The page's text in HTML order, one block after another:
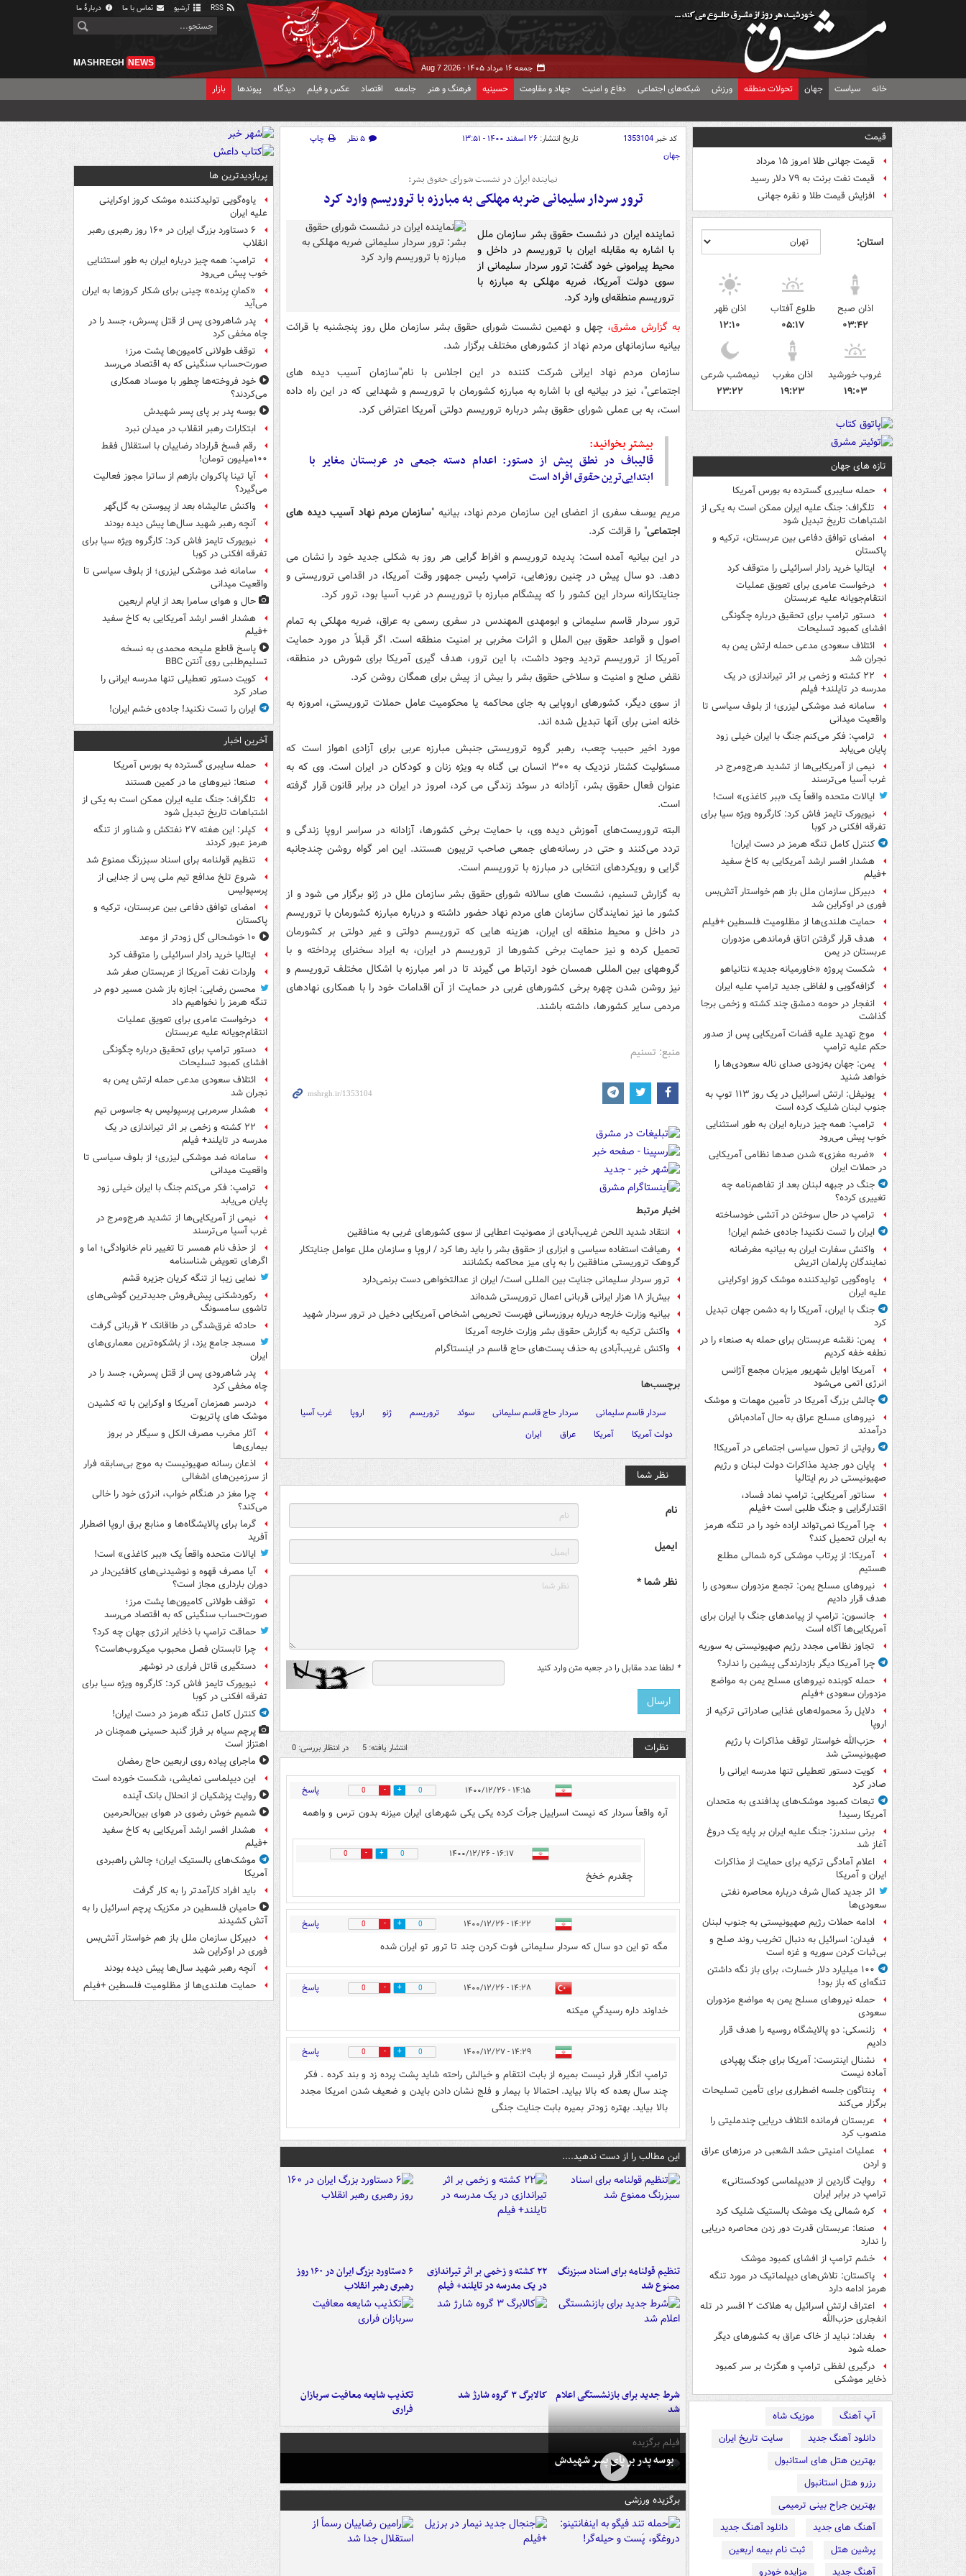
آرشیو تماس با ما دربارهٔ ما
جمعه ۱۶ مرداد ۱۴۰۵ - Aug 7 2026
MASHREGH NEWS
خانه سیاست جهان تحولات منطقه ورزش شبکه‌های اجتماعی دفاع و امنیت جهاد و مقاومت حسینیه فرهنگ و هنر جامعه اقتصاد عکس و فیلم دیدگاه پیوندها بازار
قیمت
قیمت جهانی طلا امروز ۱۵ مرداد
قیمت نفت برنت به ۷۹ دلار رسید
افزایش قیمت طلا و نقره جهانی
استان:
اذان صبح
۰۳:۴۲
طلوع آفتاب
۰۵:۱۷
اذان ظهر
۱۲:۱۰
غروب خورشید
۱۹:۰۳
اذان مغرب
۱۹:۲۳
نیمه‌شب شرعی
۲۳:۲۲
تازه های جهان
حمله سایبری گسترده به بورس آمریکا
تلگراف: جنگ علیه ایران ممکن است به یکی از
اشتباهات تاریخ تبدیل شود
امضای توافق دفاعی بین عربستان، ترکیه و
پاکستان
ایتالیا خرید رادار اسرائیلی را متوقف کرد
درخواست عامری برای تعویق عملیات
انتقام‌جویانه علیه عربستان
دستور ترامپ برای تحقیق درباره چگونگی
افشای کمبود تسلیحات
ائتلاف سعودی مدعی حمله ارتش یمن به
نجران شد
۲۲ کشته و زخمی بر اثر تیراندازی در یک
مدرسه در تایلند+ فیلم
سامانه ضد موشکی لیزری؛ از بلوف سیاسی تا
واقعیت میدانی
ترامپ: فکر می‌کنم جنگ با ایران خیلی زود
پایان می‌یابد
نیمی از آمریکایی‌ها از تشدید هرج‌ومرج در
غرب آسیا می‌ترسند
ایالات متحده واقعاً یک «ببر کاغذی» است!
نیویورک تایمز فاش کرد: کارگروه ویژه سیا برای
تفرقه افکنی در کوبا
کنترل کامل تنگه هرمز در دست ایران!
هشدار افسر ارشد آمریکایی به کاخ سفید
+فیلم
دبیرکل سازمان ملل باز هم خواستار آتش‌بس
فوری در اوکراین شد
حمایت هلندی‌ها از مظلومیت فلسطین +فیلم
هدف قرار گرفتن اتاق‌ فرماندهی مزدوران
عربستان در یمن
شکست پروژه «خاورمیانه جدید» نتانیاهو
گزافه‌گویی و لفاظی جدید ترامپ علیه ایران
انفجار در حومه دمشق چند کشته و زخمی برجا
گذاشت
موج تهدید علیه قضات آمریکایی پس از صدور
حکم علیه ترامپ
یمن: جهان به‌زودی صدای ناله سعودی‌ها را
خواهد شنید
یونیفل: ارتش اسرائیل در یک روز ۱۱۳ توپ به
جنوب لبنان شلیک کرده است
ترامپ: همه چیز درباره ایران به طور استثنایی
خوب پیش می‌رود
«ضربه مغزی» شدن صدها نظامی آمریکایی
در حملات ایران
جنگ در جبهه لبنان بعد از تفاهم‌نامه چه
تغییری کرده؟
ترامپ در حال سوختن در آتشی خودساخته
ایران را تست نکنید! جاده‌ی خشم ایران!
واکنش سفارت ایران به بیانیه مغرضانه
نمایندگان پارلمان اتریش
یاوه‌گویی تولیدکننده موشک کروز اوکراینی
علیه ایران
جنگ با ایران، آمریکا را به دشمن جهان تبدیل
کرد
یمن: نقشه عربستان برای حمله به صنعاء را در
نطفه خفه کردیم
آمریکا اوایل شهریور میزبان مجمع آژانس
انرژی اتمی می‌شود
چالش بزرگ آمریکا در تأمین مهمات و موشک
نیروهای مسلح عراق به حال آماده‌باش
درآمدند
روایتی از تحول سیاسی اجتماعی در آمریکا!
پایان دور جدید مذاکرات دولت لبنان و رژیم
صهیونیستی در رم ایتالیا
سناتور آمریکایی: ترامپ نماد فساد،
اقتدارگرایی و جنگ طلبی است +فیلم
چرا آمریکا نمی‌تواند اراده خود را در تنگه هرمز
به ایران تحمیل کند؟
آمریکا: از پرتاب موشکی کره شمالی مطلع
هستیم
نیروهای مسلح یمن: تجمع مزدوران سعودی را
هدف قرار دادیم
جانسون: ترامپ از پیامدهای جنگ با ایران برای
آمریکایی‌ها آگاه است
تجاوز نظامی مجدد رژیم صهیونیستی به سوریه
چرا آمریکا دیگر بازدارندگی پیشین را ندارد؟
حمله کوبنده نیروهای مسلح یمن به مواضع
مزدوران سعودی +فیلم
دلایل ردّ محموله‌های غذایی صادراتی ترکیه از
اروپا
حزب‌الله خواستار توقف مذاکرات با رژیم
صهیونیستی شد
کویت دستور تعطیلی تنها مدرسه ایرانی را
صادر کرد
تبعات کمبود موشک‌های پدافندی به متحدان
آمریکا رسید!
برنی سندرز: جنگ علیه ایران بر پایه یک دروغ
آغاز شد
اعلام آمادگی ترکیه برای حمایت از مذاکرات
ایران و آمریکا
اثر جدید کمال شرف درباره محاصره نفتی
سعودی‌ها
ادامه حملات رژیم صهیونیستی به جنوب لبنان
فیدان: اسرائیل به دنبال تخریب روند صلح و
بی‌ثبات کردن سوریه و غزه است
۱۰۰ میلیارد دلار خسارت، برای باز نگه داشتن
تنگه‌ای که باز بود!
حمله نیروهای مسلح یمن به مواضع مزدوران
سعودی
زلنسکی: دو پالایشگاه روسیه را هدف قرار
دادیم
نشنال اینترست: آمریکا برای جنگ پهپادی
آماده نیست
پنتاگون جلسه اضطراری برای تأمین تسلیحات
برگزار می‌کند
عربستان فرمانده ائتلاف دریایی چندملیتی را
منصوب کرد
عملیات امنیتی حشد الشعبی در مرزهای عراق
و اردن
روایت گاردین از «دیپلماسی کودکستانی»
ترامپ در برابر ایران
کره شمالی یک موشک بالستیک شلیک کرد
صنعا: عربستان قدرت دور زدن محاصره دریایی
را ندارد
خشم ترامپ از افشای کمبود موشک
پاکستان: تلاش‌های دیپلماتیک در مورد تنگه
هرمز ادامه دارد
اعتراف ارتش اسرائیل به هلاکت ۲ افسر در تله
انفجاری حزب‌الله
بغداد: نباید از خاک عراق به کشورهای دیگر
حمله شود
درگیری لفظی ترامپ و هگزث بر سر کمبود
ذخایر موشکی
آپ آهنگ
موزیک شاه
دانلود آهنگ جدید
سایت تاریخ ایران
بهترین هتل های استانبول
رزرو هتل استانبول
بهترین جراح بینی ترمیمی
آهنگ های جدید
دانلود آهنگ جدید
پرشین هتل
ثبت نام بیمه اربعین
آهنگ جدید
مزایده خودرو
کد خبر1353104 تاریخ انتشار: ۲۶ اسفند ۱۴۰۰ - ۱۳:۵۱ ۵ نظر
چاپ
جهان
نماینده ایران در نشست شورای حقوق بشر:
ترور سردار سلیمانی ضربه مهلکی به مبارزه با تروریسم وارد کرد
نماینده ایران در نشست حقوق بشر سازمان ملل
با اشاره به مقابله ایران با تروریسم در داخل و
محیط پیرامونی خود گفت: ترور سردار سلیمانی از
سوی دولت آمریکا، ضربه مهلکی به مبارزه با
تروریسم منطقه‌ای وارد کرد.
به گزارش مشرق، چهل و نهمین نشست شورای حقوق بشر سازمان ملل روز پنجشنبه با قرائت
بیانیه سازمانهای مردم نهاد از کشورهای مختلف برگزار شد.
سازمان مردم نهاد ایرانی شرکت کننده در این اجلاس با نام"سازمان آسیب دیده های
اجتماعی"، نیز در بیانیه ای با اشاره به مبارزه کشورمان با تروریسم و شهدایی که در این راه داده
است، به بی عملی شورای حقوق بشر درباره تروریسم دولتی آمریکا اعتراض کرد.
بیشتر بخوانید:
قالیباف در نطق پیش از دستور: اعدام دسته جمعی در عربستان مغایر با
ابتدایی‌ترینحقوقافراد است
مریم یوسف سفری از اعضای این سازمان مردم نهاد، بیانیه "سازمان مردم نهاد آسیب دیده های
اجتماعی" را قرائت کرد.
در این بیانیه آمده است: پدیده تروریسم و افراط گرایی هر روز به شکلی جدید خود را نشان می
دهد. دو سال پیش در چنین روزهایی، ترامپ رئیس جمهور وقت آمریکا، در اقدامی تروریستی و
جنایتکارانه سردار این کشور را که پیشگام مبارزه با تروریسم در غرب آسیا بود، ترور کرد.
ترور سردار قاسم سلیمانی و ابومهدی المهندس در سفری رسمی به عراق، ضربه مهلکی به تمام
اصول و قواعد حقوق بین الملل و اثرات مخربی بر امنیت منطقه است. اگر قبلاً در مورد حمایت
آمریکا از تروریسم تردید وجود داشت، با این ترور، هدف گیری آمریکا برای شورش در منطقه،
نقض صلح و امنیت و سلاخی حقوق بشر را بیش از پیش برای همگان روشن کرد.
از سوی دیگر، کشورهای اروپایی به جای محاکمه یا محکومیت عامل حملات تروریستی، امروزه به
خانه امنی برای آنها تبدیل شده اند.
مورد اخیر حبیب چعب، رهبر گروه تروریستی جنبش مبارزه عربی برای آزادی اهواز است که
مسئولیت کشتار نزدیک به ۳۰۰ انسان بی گناه به ویژه زنان و کودکان در ایران است. وی که به
عنوان فعال حقوق بشر، آزادانه در سوئد زندگی می کرد، امروز در ایران در برابر قانون قرار گرفته
است.
البته تروریست‌های آموزش دیده وی، با حمایت برخی کشورها، آزادانه در سراسر اروپا زندگی و
تردد می‌کنند و حتی در رسانه‌های جمعی صاحب تریبون هستند. این امر گواه روشن چندجانبه
گرایی و رویکردهای انتخابی در مبارزه با تروریسم است.
به گزارش تسنیم، نشست های سالانه شورای حقوق بشر سازمان ملل در ژنو برگزار می شود و از
کشور ما نیز نمایندگان سازمان های مردم نهاد حضور داشته و درباره مبارزه کشورمان با تروریسم
در داخل و محیط منطقه ای ایران، هزینه هایی که تروریسم دولتی و غیر دولتی بر کشورمان
تحمیل کرده و نیز حمایت برخی کشورها از تروریسم در ایران، به ایراد سخنرای پرداخته و با
گروههای بین المللی همسان خود ارتباط می گیرند تا در امر مبارزه با اشکال مختلف تروریسم و
نیز روشن شدن چهره برخی کشورهای غربی در حمایت از آن اقدامات خود را با همکاری نهادهای
مردمی سایر کشورها، داشته باشند.
منبع: تسنیم
اخبار مرتبط
انتقاد شدید اللحن غریب‌آبادی از مصونیت اعطایی از سوی کشورهای غربی به منافقین
رهیافت استفاده سیاسی و ابزاری از حقوق بشر را باید رها کرد / اروپا و سازمان ملل عوامل جنایتکار
گروهک تروریستی منافقین را به پای میز محاکمه بکشانند
ترور سردار سلیمانی جنایت بین المللی است/ ایران از عدالتخواهی دست برنمی‌دارد
بیش‌از ۱۸ هزار ایرانی قربانی اعمال تروریستی شده‌اند
بیانیه وزارت خارجه درباره بروزرسانی فهرست تحریمی اشخاص آمریکایی دخیل در ترور سردار شهید
واکنش ترکیه به گزارش حقوق بشر وزارت خارجه آمریکا
واکنش غریب‌آبادی به حذف پست‌های حاج قاسم در اینستاگرام
برچسب‌ها
سردار قاسم سلیمانی سردار حاج قاسم سلیمانی سوئد تروریسم ژنو اروپا
غرب آسیا
دولت آمریکا
آمریکا عراق ایران
نظر شما
نام
ایمیل
نظر شما *
* لطفا عدد مقابل را در جعبه متن وارد کنید
نظرات انتشار یافته: 5 در انتظار بررسی: 0
۱۴:۱۵ - ۱۴۰۰/۱۲/۲۶ 0
0 پاسخ
آره واقعاً سردار که نیست اسراییل جرأت کرده یکی یکی شهرهای ایران میزنه بدون ترس و واهمه
۱۶:۱۷ - ۱۴۰۰/۱۲/۲۶ 0
0
چقدرم خخخ
۱۴:۲۲ - ۱۴۰۰/۱۲/۲۶ 0
0 پاسخ
مگه تو این دو سال که سردار سلیمانی فوت کردن چند تا ترور تو ایران شده
۱۴:۲۸ - ۱۴۰۰/۱۲/۲۶ 0
0 پاسخ
خداوند داره رسيدگي ميكنه
۱۴:۲۹ - ۱۴۰۰/۱۲/۲۷ 0
0 پاسخ
ترامپ انگار قرار نیست بمیره از بابت انتقام و خیالش راحته شاید پشت پرده زد و بند کرده . فکر
چند سال بعده که بالا بیاید. احتمالا با بیمار و فلج نشان دادن بایدن و ضعیف شدن امریکا مجدد
بالا بیاید. بهتره زودتر بمیره بابت جنایت جنگی
این مطالب را از دست ندهید....
تنظیم قولنامه برای اسناد سبزرنگ
ممنوع شد
۲۲ کشته و زخمی بر اثر تیراندازی
در یک مدرسه در تایلند+ فیلم
۶ دستاورد بزرگ ایران در ۱۶۰ روز
رهبری رهبر انقلاب
شرط جدید برای بازنشستگی اعلام
شد
کالابرگ ۳ گروه شارژ شد
تکذیب شایعه معافیت سربازان
فراری
فیلم برگزیده
بوسه‌ پدر بر پای پسر شهیدش
برگزیده ورزشی
پربازدیدترین ها
یاوه‌گویی تولیدکننده موشک کروز اوکراینی
علیه ایران
۶ دستاورد بزرگ ایران در ۱۶۰ روز رهبری رهبر
انقلاب
ترامپ: همه چیز درباره ایران به طور استثنایی
خوب پیش می‌رود
«کمانِ پرنده» چینی برای شکار کروزها به ایران
می‌آید
پدر شاهرودی پس از قتل پسرش، جسد را در
چاه مخفی کرد
توقف طولانی کامیون‌ها پشت مرز؛
صورت‌حساب سنگینی که به اقتصاد می‌رسد
خود فروخته‌ها چطور با موساد همکاری
می‌کردند؟
بوسه‌ پدر بر پای پسر شهیدش
ابتکارات رهبر انقلاب در میدان نبرد
رقم فسخ قرارداد رضاییان با استقلال فقط
۱۰۰میلیون تومان!
آیا تینا پاکروان بازهم از ساترا مجوز فعالیت
می‌گیرد؟
واکنش عالیشاه بعد از پیوستن به گل‌گهر
آنچه رهبر شهید سال‌ها پیش دیده بودند
نیویورک تایمز فاش کرد: کارگروه ویژه سیا برای
تفرقه افکنی در کوبا
سامانه ضد موشکی لیزری؛ از بلوف سیاسی تا
واقعیت میدانی
حال و هوای سامرا بعد از ایام اربعین
هشدار افسر ارشد آمریکایی به کاخ سفید
+فیلم
پاسخ قاطع ملیحه محمدی به نسخه
تسلیم‌طلبی روی آنتن BBC
کویت دستور تعطیلی تنها مدرسه ایرانی را
صادر کرد
ایران را تست نکنید! جاده‌ی خشم ایران!
آخرین اخبار
حمله سایبری گسترده به بورس آمریکا
صنعا: نیروهای ما در کمین‌ هستند
تلگراف: جنگ علیه ایران ممکن است به یکی از
اشتباهات تاریخ تبدیل شود
کپلر: این هفته ۲۷ نفتکش و شناور از تنگه
هرمز عبور کردند
تنظیم قولنامه برای اسناد سبزرنگ ممنوع شد
شروع تلخ مدافع تیم ملی پس از جدایی از
پرسپولیس
امضای توافق دفاعی بین عربستان، ترکیه و
پاکستان
۱۰ خوشحالی گل زودتر از موعد
ایتالیا خرید رادار اسرائیلی را متوقف کرد
واردات نفت آمریکا از عربستان صفر شد
محسن رضایی: اجازه باز شدن مسیر دوم در
تنگه هرمز را نخواهیم داد
درخواست عامری برای تعویق عملیات
انتقام‌جویانه علیه عربستان
دستور ترامپ برای تحقیق درباره چگونگی
افشای کمبود تسلیحات
ائتلاف سعودی مدعی حمله ارتش یمن به
نجران شد
هشدار سرمربی پرسپولیس به جاسوس تیم
۲۲ کشته و زخمی بر اثر تیراندازی در یک
مدرسه در تایلند+ فیلم
سامانه ضد موشکی لیزری؛ از بلوف سیاسی تا
واقعیت میدانی
ترامپ: فکر می‌کنم جنگ با ایران خیلی زود
پایان می‌یابد
نیمی از آمریکایی‌ها از تشدید هرج‌ومرج در
غرب آسیا می‌ترسند
از حذف نام همسر تا تغییر نام خانوادگی؛ اما و
اگرهای تعویض شناسنامه
نمایی زیبا از تنگه کریان جزیره قشم
رکوردشکنی پیش‌فروش جدیدترین گوشی‌های
تاشوی سامسونگ
حادثه غرق‌شدگی در طاقانک ۲ قربانی گرفت
مسجد جامع یزد، از باشکوه‌ترین معماری‌های
ایران
پدر شاهرودی پس از قتل پسرش، جسد را در
چاه مخفی کرد
دردسر همزمان آمریکا و اوکراین با ته کشیدن
موشک های پاتریوت
آثار مخرب مصرف الکل و سیگار در بروز
بیماری‌ها
اذعان رسانه صهیونیست به موج بی‌سابقه فرار
از سرزمین‌های اشغالی
چرا مغز در هنگام خواب، انرژی خود را خالی
می‌کند؟
گرما برای پالایشگاه‌ها و منابع برق اروپا اضطرار
آفرید
ایالات متحده واقعاً یک «ببر کاغذی» است!
آیا مصرف قهوه و نوشیدنی‌های کافئین‌دار در
دوران بارداری مجاز است؟
توقف طولانی کامیون‌ها پشت مرز؛
صورت‌حساب سنگینی که به اقتصاد می‌رسد
حماقت ترامپ با ذخایر انرژی جهان چه کرد؟
چرا تابستان فصل محبوب میکروب‌هاست؟
دستگیری قاتل فراری در نوشهر
نیویورک تایمز فاش کرد: کارگروه ویژه سیا برای
تفرقه افکنی در کوبا
کنترل کامل تنگه هرمز در دست ایران!
پرچم سیاه بر فراز گنبد حسینی همچنان در
اهتزاز است
ماجرای پیاده روی اربعین حاج رمضان
این دیپلماسی نمایشی، شکست خورده است
روایت پزشکیان از انحلال بانک آینده
شمیم خوش رضوی در هوای بین‌الحرمین
هشدار افسر ارشد آمریکایی به کاخ سفید
+فیلم
موشک‌های بالستیک ایران؛ چالش راهبردی
آمریکا
باید افراد کارآمدتر را به کار گرفت
حامیان فلسطین در مکزیک پرچم اسرائیل را به
آتش کشیدند
دبیرکل سازمان ملل باز هم خواستار آتش‌بس
فوری در اوکراین شد
آنچه رهبر شهید سال‌ها پیش دیده بودند
حمایت هلندی‌ها از مظلومیت فلسطین +فیلم